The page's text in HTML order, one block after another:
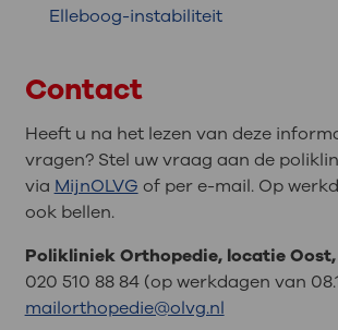
Elleboog-instabiliteit
Contact
Heeft u na het lezen van deze
vragen? Stel uw vraag aan de
via MijnOLVG of per e-mail. Op
ook bellen.
Polikliniek Orthopedie, locatie Oost,
020 510 88 84 (op werkdagen van
mailorthopedie@olvg.nl